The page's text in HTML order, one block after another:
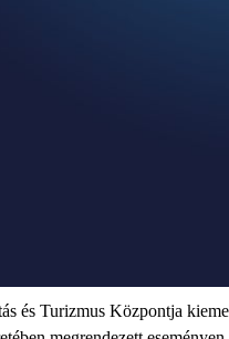
és Turizmus Központja